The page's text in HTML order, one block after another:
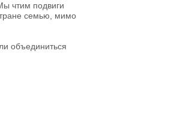
чтим подвиги
семью, мимо
объединиться